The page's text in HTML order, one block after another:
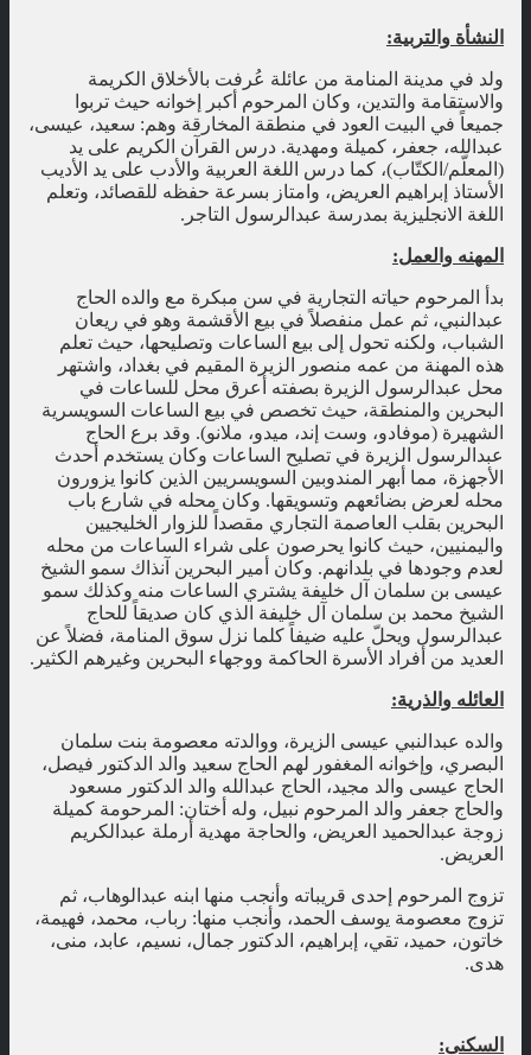
النشأة والتربية:
ولد في مدينة المنامة من عائلة عُرفت بالأخلاق الكريمة
والاستقامة والتدين، وكان المرحوم أكبر إخوانه حيث تربوا
جميعاً في البيت العود في منطقة المخارقة وهم: سعيد، عيسى،
عبدالله، جعفر، كميلة ومهدية. درس القرآن الكريم على يد
(المعلّم/الكتّاب)، كما درس اللغة العربية والأدب على يد الأديب
الأستاذ إبراهيم العريض، وامتاز بسرعة حفظه للقصائد، وتعلم
اللغة الانجليزية بمدرسة عبدالرسول التاجر.
المهنه والعمل:
بدأ المرحوم حياته التجارية في سن مبكرة مع والده الحاج
عبدالنبي، ثم عمل منفصلاً في بيع الأقشمة وهو في ريعان
الشباب، ولكنه تحول إلى بيع الساعات وتصليحها، حيث تعلم
هذه المهنة من عمه منصور الزيرة المقيم في بغداد، واشتهر
محل عبدالرسول الزيرة بصفته أعرق محل للساعات في
البحرين والمنطقة، حيث تخصص في بيع الساعات السويسرية
الشهيرة (موفادو، وست إند، ميدو، ملانو). وقد برع الحاج
عبدالرسول الزيرة في تصليح الساعات وكان يستخدم أحدث
الأجهزة، مما أبهر المندوبين السويسريين الذين كانوا يزورون
محله لعرض بضائعهم وتسويقها. وكان محله في شارع باب
البحرين بقلب العاصمة التجاري مقصداً للزوار الخليجيين
واليمنيين، حيث كانوا يحرصون على شراء الساعات من محله
لعدم وجودها في بلدانهم. وكان أمير البحرين آنذاك سمو الشيخ
عيسى بن سلمان آل خليفة يشتري الساعات منه وكذلك سمو
الشيخ محمد بن سلمان آل خليفة الذي كان صديقاً للحاج
عبدالرسول ويحلّ عليه ضيفاً كلما نزل سوق المنامة، فضلاً عن
العديد من أفراد الأسرة الحاكمة ووجهاء البحرين وغيرهم الكثير.
العائله والذرية:
والده عبدالنبي عيسى الزيرة، ووالدته معصومة بنت سلمان
البصري، وإخوانه المغفور لهم الحاج سعيد والد الدكتور فيصل،
الحاج عيسى والد مجيد، الحاج عبدالله والد الدكتور مسعود
والحاج جعفر والد المرحوم نبيل، وله أختان: المرحومة كميلة
زوجة عبدالحميد العريض، والحاجة مهدية أرملة عبدالكريم
العريض.
تزوج المرحوم إحدى قريباته وأنجب منها ابنه عبدالوهاب، ثم
تزوج معصومة يوسف الحمد، وأنجب منها: رباب، محمد، فهيمة،
خاتون، حميد، تقي، إبراهيم، الدكتور جمال، نسيم، عابد، منى،
هدى.
السكنى: